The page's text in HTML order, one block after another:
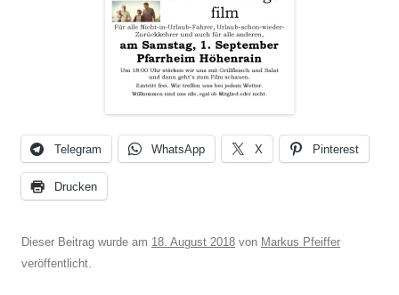
Telegram WhatsApp X Pinterest
Drucken
Dieser Beitrag wurde am 18. August 2018 von Markus Pfeiffer
veröffentlicht.